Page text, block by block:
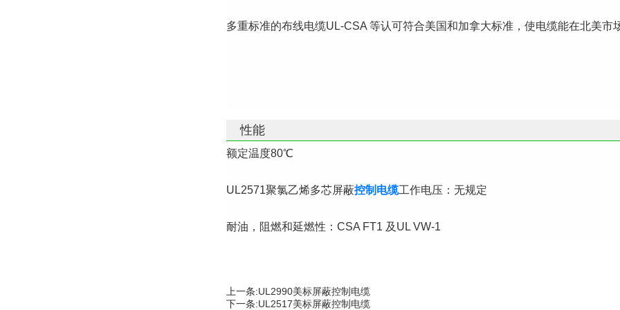
多重标准的布线电缆UL-CSA 等认可符合美国和加拿大标准，使电缆能在北美市
性能
额定温度80℃
UL2571聚氯乙烯多芯屏蔽控制电缆工作电压：无规定
耐油，阻燃和延燃性：CSA FT1 及UL VW-1
上一条:UL2990美标屏蔽控制电缆
下一条:UL2517美标屏蔽控制电缆